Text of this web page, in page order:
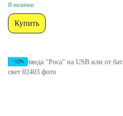
В наличии
Купить
−12%